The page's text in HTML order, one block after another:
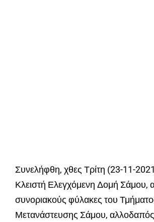
Συνελήφθη, χθες Τρίτη (23-11-
Κλειστή Ελεγχόμενη Δομή Σάμου,
συνοριακούς φύλακες του
Μετανάστευσης Σάμου,